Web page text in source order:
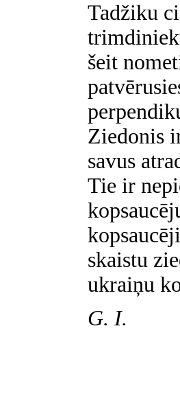
Tadžiku
šeit
Ziedonis
savus
Tie ir
skaistu
ukraiņu
G. I.